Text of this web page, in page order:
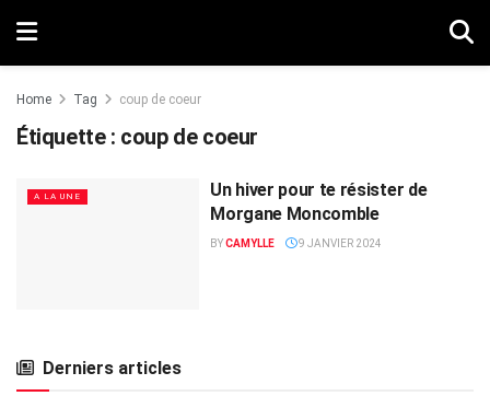
Home Tag coup de coeur
Étiquette : coup de coeur
A LA UNE
Un hiver pour te résister de
Morgane Moncomble
BYCAMYLLE 9 JANVIER 2024
Derniers articles